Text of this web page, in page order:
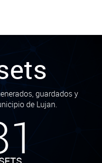
guardados y
de Lujan.